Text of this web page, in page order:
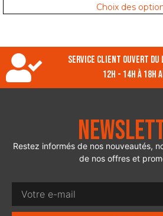
Choix des
Service client ouvert du
12h - 14h à 18h
Restez informés de nos nouveautés,
de nos offres et